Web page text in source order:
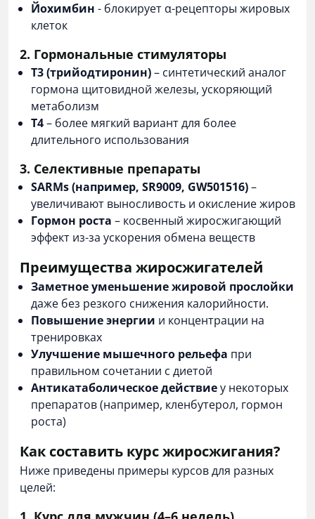
Йохимбин - блокирует α-рецепторы жировых
клеток
2. Гормональные стимуляторы
Т3 (трийодтиронин)– синтетический аналог
гормона щитовидной железы, ускоряющий
метаболизм
T4– более мягкий вариант для более
длительного использования
3. Селективные препараты
SARMs (например, SR9009, GW501516)–
увеличивают выносливость и окисление жиров
Гормон роста – косвенный жиросжигающий
эффект из-за ускорения обмена веществ
Преимущества жиросжигателей
Заметное уменьшение жировой прослойки
даже без резкого снижения калорийности.
Повышение энергии и концентрации на
тренировках
Улучшение мышечного рельефа при
правильном сочетании с диетой
Антикатаболическое действиеу некоторых
препаратов (например, кленбутерол, гормон
роста)
Как составить курс жиросжигания?
Ниже приведены примеры курсов для разных
целей: